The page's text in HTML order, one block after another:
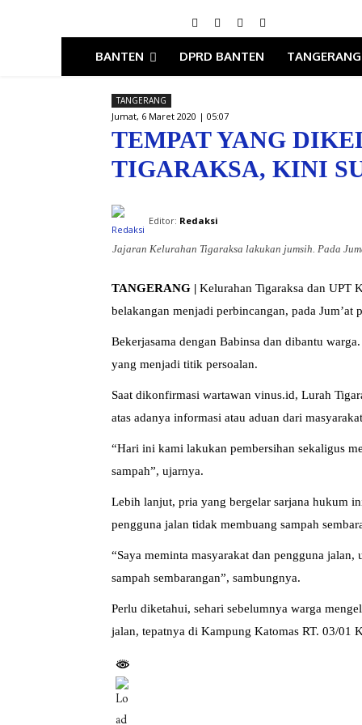
BANTEN DPRD BANTEN TANGERANG
TANGERANG
Jumat, 6 Maret 2020 | 05:07
TEMPAT YANG
TIGARAKSA, KINI
Editor: Redaksi
Jajaran Kelurahan Tigaraksa lakukan jumsih. Pada
TANGERANG | Kelurahan Tigaraksa dan UPT
belakangan menjadi perbincangan, pada Jum’at
Bekerjasama dengan Babinsa dan dibantu
yang menjadi titik persoalan.
Saat dikonfirmasi wartawan vinus.id, Lurah
atas adanya informasi atau aduan dari
“Hari ini kami lakukan pembersihan sekaligus
sampah”, ujarnya.
Lebih lanjut, pria yang bergelar sarjana hukum
pengguna jalan tidak membuang sampah
“Saya meminta masyarakat dan pengguna
sampah sembarangan”, sambungnya.
Perlu diketahui, sehari sebelumnya warga
jalan, tepatnya di Kampung Katomas RT. 03/01